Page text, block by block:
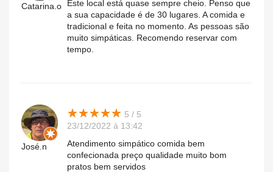
Catarina.o
Este local está quase sempre cheio. Penso que
a sua capacidade é de 30 lugares. A comida e
tradicional e feita no momento. As pessoas são
muito simpáticas. Recomendo reservar com
tempo.
José.n
★★★★★
★★★★★ 5 / 5
23/12/2022 à 13:42
Atendimento simpático comida bem
confecionada preço qualidade muito bom
pratos bem servidos